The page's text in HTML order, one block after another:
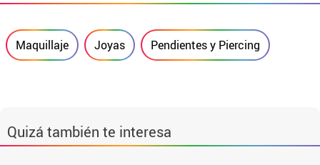
Maquillaje Joyas Pendientes y Piercing
Quizá también te interesa